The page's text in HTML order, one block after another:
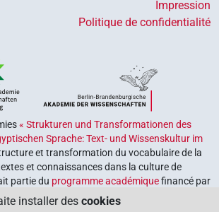
Impression
Politique de confidentialité
« Strukturen und Transformationen des
Sprache: Text- und Wissenskultur im
et transformation du vocabulaire de la
et connaissances dans la culture de
partie du programme académiquefinancé par
et les gouvernements des Länder de la
dont le but est de préserver,
installer des cookies